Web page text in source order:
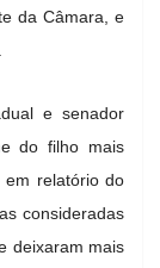
da Câmara, e
e senador
do filho mais
em relatório do
consideradas
deixaram mais